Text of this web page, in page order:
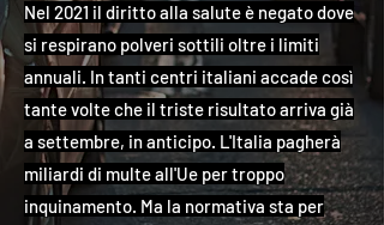
Nel 2021 il diritto alla salute è negato dove
si respirano polveri sottili oltre i limiti
annuali. In tanti centri italiani accade così
tante volte che il triste risultato arriva già
a settembre, in anticipo. L'Italia pagherà
miliardi di multe all'Ue per troppo
inquinamento. Ma la normativa sta per